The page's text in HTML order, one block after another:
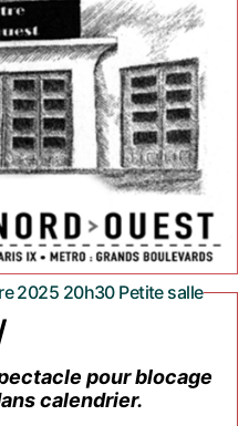
2025 20h30 Petite salle
pour blocage
calendrier.